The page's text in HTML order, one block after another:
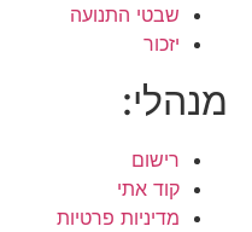
שבטי התנועה
יזכור
מנהלי:
רישום
קוד אתי
מדיניות פרטיות